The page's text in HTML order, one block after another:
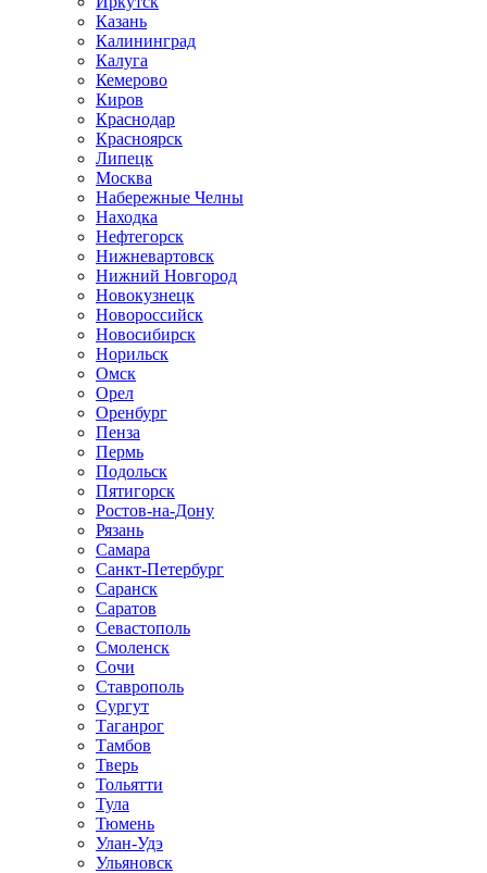
Казань
Калининград
Калуга
Кемерово
Киров
Краснодар
Красноярск
Липецк
Москва
Набережные Челны
Находка
Нефтегорск
Нижневартовск
Нижний Новгород
Новокузнецк
Новороссийск
Новосибирск
Норильск
Омск
Орел
Оренбург
Пенза
Пермь
Подольск
Пятигорск
Ростов-на-Дону
Рязань
Самара
Санкт-Петербург
Саранск
Саратов
Севастополь
Смоленск
Сочи
Ставрополь
Сургут
Таганрог
Тамбов
Тверь
Тольятти
Тула
Тюмень
Улан-Удэ
Ульяновск